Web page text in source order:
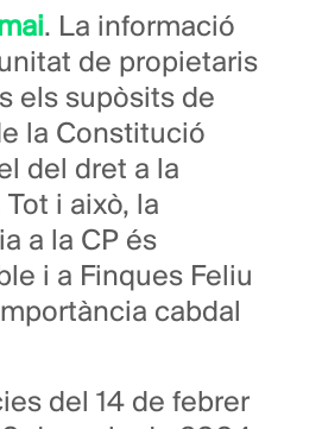
. La informació
de propietaris
els supòsits de
la Constitució
del dret a la
i això, la
a la CP és
i a Finques Feliu
cabdal
del 14 de febrer